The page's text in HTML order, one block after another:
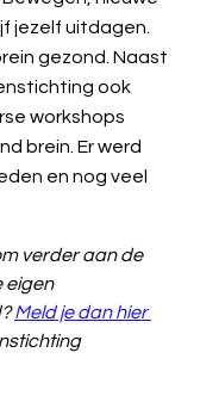
jezelf uitdagen.
gezond. Naast
ook
workshops
brein. Er werd
en nog veel
verder aan de
eigen
Meld je dan hier